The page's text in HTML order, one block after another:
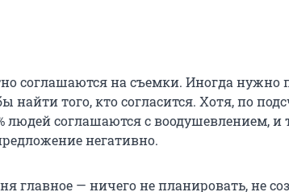
соглашаются на съемки. Иногда нужно
найти того, кто согласится. Хотя, по
людей соглашаются с воодушевлением, и
негативно.
главное — ничего не планировать, не